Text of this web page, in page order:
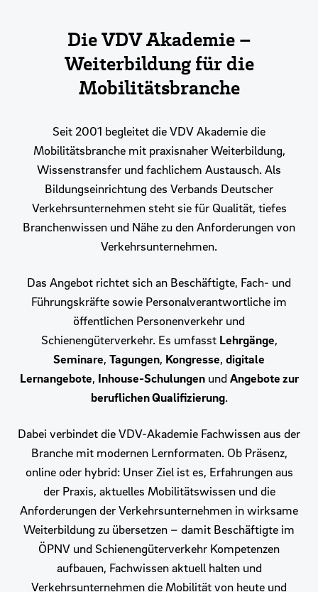
Die VDV Akademie –
Weiterbildung für die
Mobilitätsbranche
Seit 2001 begleitet die VDV Akademie die
Mobilitätsbranche mit praxisnaher Weiterbildung,
Wissenstransfer und fachlichem Austausch. Als
Bildungseinrichtung des Verbands Deutscher
Verkehrsunternehmen steht sie für Qualität, tiefes
Branchenwissen und Nähe zu den Anforderungen von
Verkehrsunternehmen.
Das Angebot richtet sich an Beschäftigte, Fach- und
Führungskräfte sowie Personalverantwortliche im
öffentlichen Personenverkehr und
Schienengüterverkehr. Es umfasst Lehrgänge,
Seminare, Tagungen, Kongresse, digitale
Lernangebote, Inhouse-Schulungenund Angebote zur
beruflichen Qualifizierung.
Dabei verbindet die VDV-Akademie Fachwissen aus der
Branche mit modernen Lernformaten. Ob Präsenz,
online oder hybrid: Unser Ziel ist es, Erfahrungen aus
der Praxis, aktuelles Mobilitätswissen und die
Anforderungen der Verkehrsunternehmen in wirksame
Weiterbildung zu übersetzen – damit Beschäftigte im
ÖPNV und Schienengüterverkehr Kompetenzen
aufbauen, Fachwissen aktuell halten und
Verkehrsunternehmen die Mobilität von heute und